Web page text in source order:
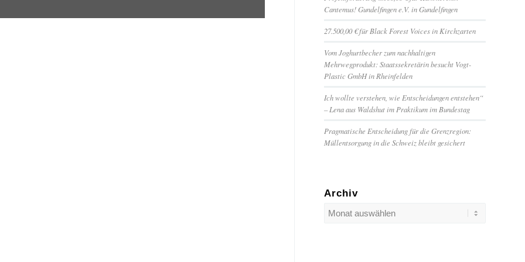
Cantemus! Gundelfingen e.V. in Gundelfingen
27.500,00 € für Black Forest Voices in Kirchzarten
Vom Joghurtbecher zum nachhaltigen
Mehrwegprodukt: Staatssekretärin besucht Vogt-
Plastic GmbH in Rheinfelden
Ich wollte verstehen, wie Entscheidungen entstehen“
– Lena aus Waldshut im Praktikum im Bundestag
Pragmatische Entscheidung für die Grenzregion:
Müllentsorgung in die Schweiz bleibt gesichert
Archiv